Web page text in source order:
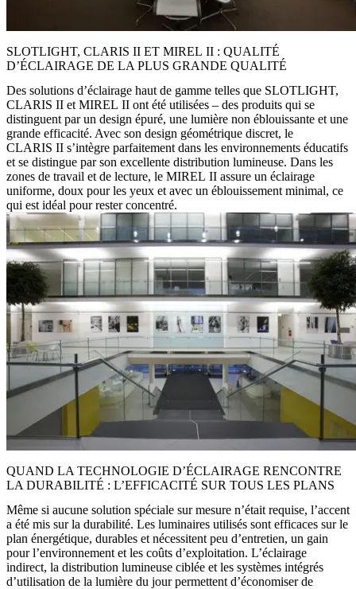
SLOTLIGHT, CLARIS II ET MIREL II : QUALITÉ
D’ÉCLAIRAGE DE LA PLUS GRANDE QUALITÉ
Des solutions d’éclairage haut de gamme telles que SLOTLIGHT,
CLARIS II et MIREL II ont été utilisées – des produits qui se
distinguent par un design épuré, une lumière non éblouissante et une
grande efficacité. Avec son design géométrique discret, le
CLARIS II s’intègre parfaitement dans les environnements éducatifs
et se distingue par son excellente distribution lumineuse. Dans les
zones de travail et de lecture, le MIREL II assure un éclairage
uniforme, doux pour les yeux et avec un éblouissement minimal, ce
qui est idéal pour rester concentré.
QUAND LA TECHNOLOGIE D’ÉCLAIRAGE RENCONTRE
LA DURABILITÉ : L’EFFICACITÉ SUR TOUS LES PLANS
Même si aucune solution spéciale sur mesure n’était requise, l’accent
a été mis sur la durabilité. Les luminaires utilisés sont efficaces sur le
plan énergétique, durables et nécessitent peu d’entretien, un gain
pour l’environnement et les coûts d’exploitation. L’éclairage
indirect, la distribution lumineuse ciblée et les systèmes intégrés
d’utilisation de la lumière du jour permettent d’économiser de